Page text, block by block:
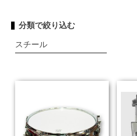
分類で絞り込む
スチール